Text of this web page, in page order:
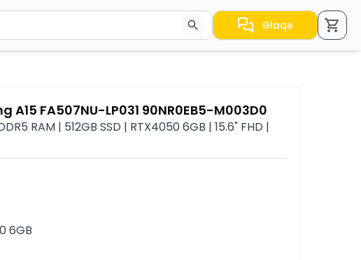
və ya nəticələr arasında keçid etmək üçün ox
Əlaqə
A15 FA507NU-LP031 90NR0EB5-M003D0
RAM | 512GB SSD | RTX4050 6GB | 15.6" FHD |
6GB